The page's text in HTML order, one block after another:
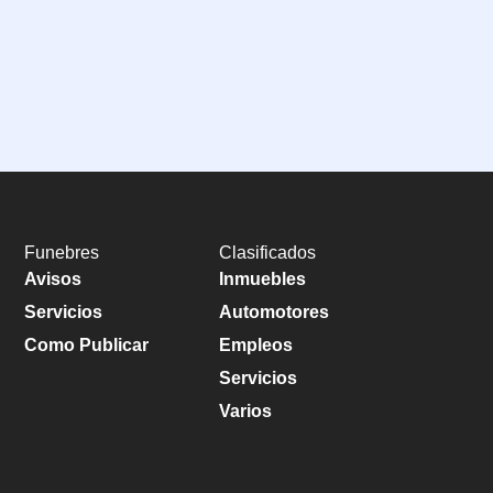
Funebres
Avisos
Servicios
Como Publicar
Clasificados
Inmuebles
Automotores
Empleos
Servicios
Varios